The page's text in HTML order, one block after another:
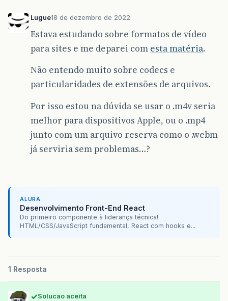
Lugue18 de dezembro de 2022
Estava estudando sobre formatos de vídeo
para sites e me deparei com esta matéria.
Não entendo muito sobre codecs e
particularidades de extensões de arquivos.
Por isso estou na dúvida se usar o .m4v seria
melhor para dispositivos Apple, ou o .mp4
junto com um arquivo reserva como o .webm
já serviria sem problemas…?
ALURA
Desenvolvimento Front-End React
Do primeiro componente à liderança técnica!
HTML/CSS/JavaScript fundamental, React com hooks e...
1 Resposta
Solucao aceita